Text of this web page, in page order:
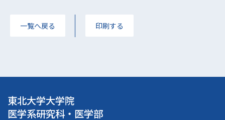
一覧へ戻る 印刷する
東北大学大学院
医学系研究科・医学部